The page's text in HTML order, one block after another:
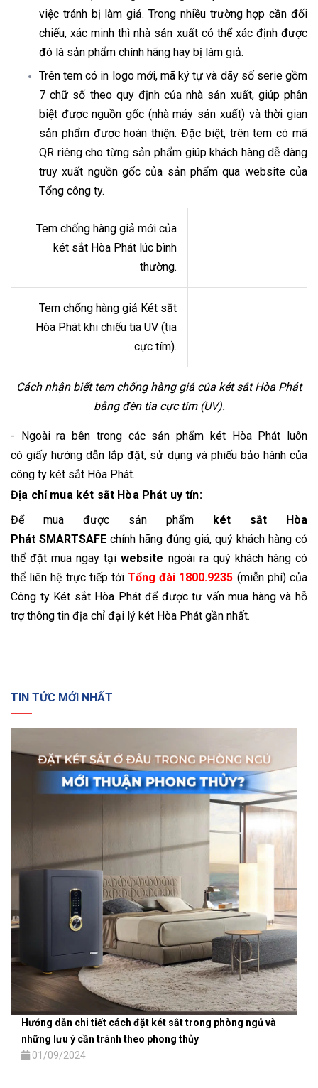
việc tránh bị làm giả. Trong nhiều trường hợp cần đối
chiếu, xác minh thì nhà sản xuất có thể xác định được
đó là sản phẩm chính hãng hay bị làm giả.
Trên tem có in logo mới, mã ký tự và dãy số serie gồm
7 chữ số theo quy định của nhà sản xuất, giúp phân
biệt được nguồn gốc (nhà máy sản xuất) và thời gian
sản phẩm được hoàn thiện. Đặc biệt, trên tem có mã
QR riêng cho từng sản phẩm giúp khách hàng dễ dàng
truy xuất nguồn gốc của sản phẩm qua website của
Tổng công ty.
Tem chống hàng giả mới của
két sắt Hòa Phát lúc bình
thường.
Tem chống hàng giả Két sắt
Hòa Phát khi chiếu tia UV (tia
cực tím).
Cách nhận biết tem chống hàng giả của két sắt Hòa Phát
bằng đèn tia cực tím (UV).
- Ngoài ra bên trong các sản phẩm két Hòa Phát luôn
có giấy hướng dẫn lắp đặt, sử dụng và phiếu bảo hành của
công ty két sắt Hòa Phát.
Địa chỉ mua két sắt Hòa Phát uy tín:
Để mua được sản phẩm két sắt Hòa
Phát SMARTSAFE chính hãng đúng giá, quý khách hàng có
thể đặt mua ngay tạiwebsite ngoài ra quý khách hàng có
thểliên hệ trực tiếp tới Tổng đài 1800.9235 (miễn phí) của
Công ty Két sắt Hòa Phát để được tư vấn mua hàng và hỗ
trợ thông tin địa chỉ đại lý két Hòa Phát gần nhất.
TIN TỨC MỚI NHẤT
Hướng dẫn chi tiết cách đặt két sắt trong phòng ngủ và
những lưu ý cần tránh theo phong thủy
01/09/2024